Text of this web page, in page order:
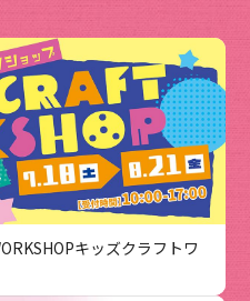
キッズクラフトワ